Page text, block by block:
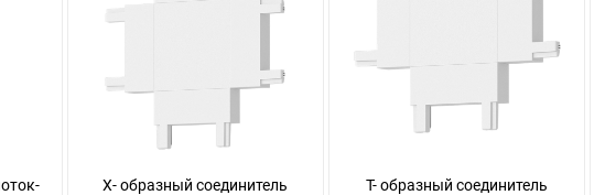
X- образный соединитель
T- образный соединитель